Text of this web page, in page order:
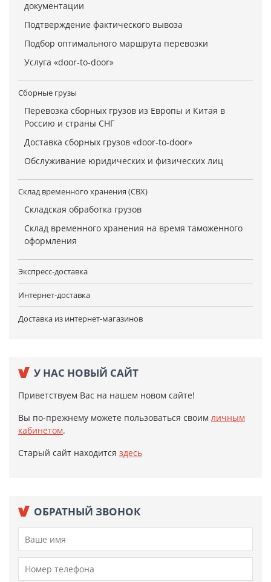
документации
Подтверждение фактического вывоза
Подбор оптимального маршрута перевозки
Услуга «door-to-door»
Сборные грузы
Перевозка сборных грузов из Европы и Китая в
Россию и страны СНГ
Доставка сборных грузов «door-to-door»
Обслуживание юридических и физических лиц
Склад временного хранения (СВХ)
Складская обработка грузов
Склад временного хранения на время таможенного
оформления
Экспресс-доставка
Интернет-доставка
Доставка из интернет-магазинов
У НАС НОВЫЙ САЙТ
Приветствуем Вас на нашем новом сайте!
Вы по-прежнему можете пользоваться своим личным
кабинетом.
Старый сайт находится здесь
ОБРАТНЫЙ ЗВОНОК